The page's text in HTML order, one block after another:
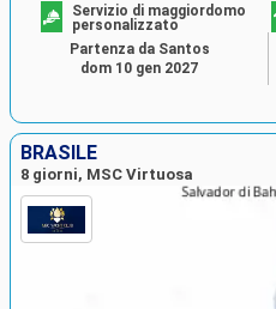
Servizio di maggiordomo
personalizzato
Partenza da Santos
dom 10 gen 2027
BRASILE
8 giorni, MSC Virtuosa